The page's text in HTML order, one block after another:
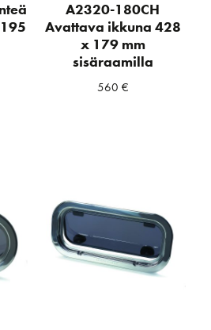
A2320-180CH
Avattava ikkuna 428
x 179 mm
sisäraamilla
560 €